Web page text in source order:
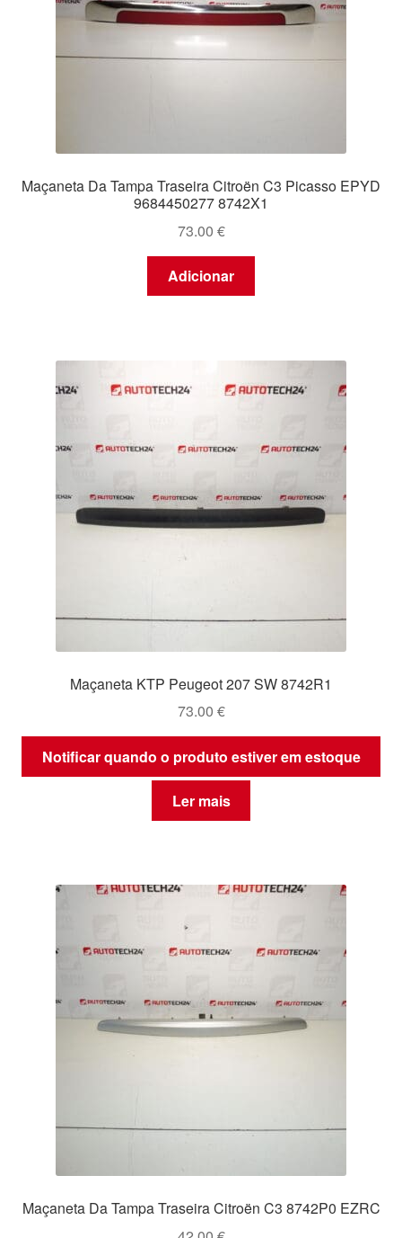
Maçaneta Da Tampa Traseira Citroën C3 Picasso EPYD
9684450277 8742X1
73.00 €
Adicionar
Maçaneta KTP Peugeot 207 SW 8742R1
73.00 €
Notificar quando o produto estiver em estoque
Ler mais
Maçaneta Da Tampa Traseira Citroën C3 8742P0 EZRC